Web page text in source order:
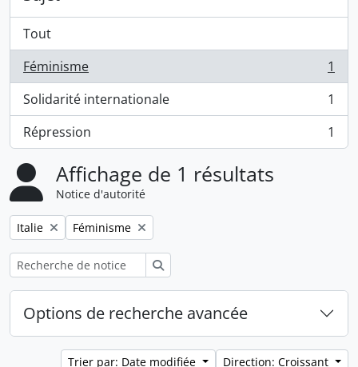
Tout
Féminisme
, 1 résultats
1
Solidarité internationale
, 1 résultats
1
Répression
, 1 résultats 1
Affichage de 1 résultats
Notice d'autorité
Remove filter:
Italie Remove filter:
Féminisme
Options de recherche avancée
Trier par: Date modifiée Direction: Croissant